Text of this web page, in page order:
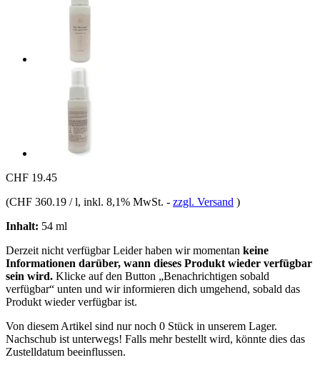
CHF 19.45
(CHF 360.19 / l, inkl. 8,1% MwSt. - zzgl. Versand )
Inhalt: 54 ml
Derzeit nicht verfügbarLeider haben wir momentan keine
Informationen darüber, wann dieses Produkt wieder verfügbar
sein wird. Klicke auf den Button „Benachrichtigen sobald
verfügbar“ unten und wir informieren dich umgehend, sobald das
Produkt wieder verfügbar ist.
Von diesem Artikel sind nur noch 0 Stück in unserem Lager.
Nachschub ist unterwegs! Falls mehr bestellt wird, könnte dies das
Zustelldatum beeinflussen.